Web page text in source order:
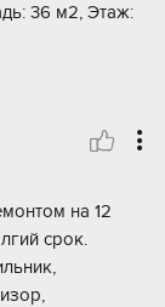
36 м2, Этаж:
на 12
срок.